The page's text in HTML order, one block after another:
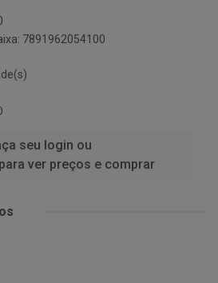
7891962054100
seu login ou
ver preços e comprar